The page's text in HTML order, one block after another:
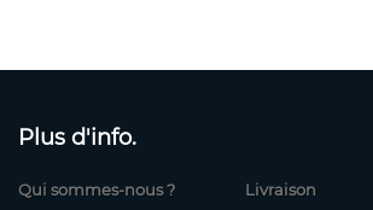
Plus d'info.
Qui sommes-nous ?
Livraison